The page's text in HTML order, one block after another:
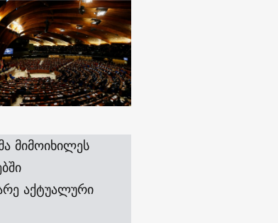
მიმოიხილეს
აქტუალური